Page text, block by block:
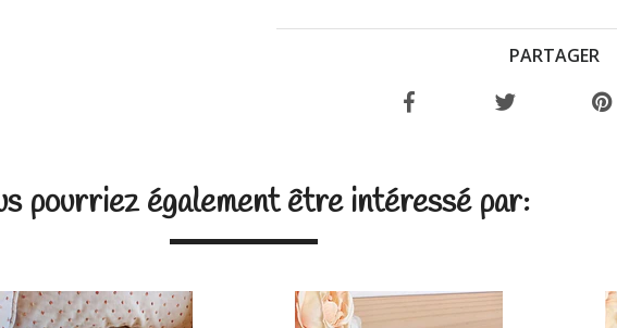
PARTAGER
pourriez également être intéressé par: